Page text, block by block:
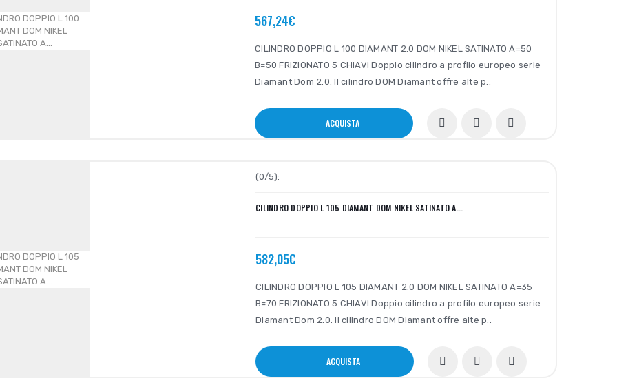
567,24€
CILINDRO DOPPIO L 100 DIAMANT 2.0 DOM NIKEL SATINATO A=50
B=50 FRIZIONATO 5 CHIAVI Doppio cilindro a profilo europeo serie
Diamant Dom 2.0. Il cilindro DOM Diamant offre alte p..
ACQUISTA
(0/5):
CILINDRO DOPPIO L 105 DIAMANT DOM NIKEL SATINATO A...
582,05€
CILINDRO DOPPIO L 105 DIAMANT 2.0 DOM NIKEL SATINATO A=35
B=70 FRIZIONATO 5 CHIAVI Doppio cilindro a profilo europeo serie
Diamant Dom 2.0. Il cilindro DOM Diamant offre alte p..
ACQUISTA